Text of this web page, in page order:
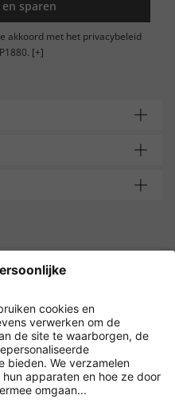
sparen
akkoord met het privacybeleid
[+]